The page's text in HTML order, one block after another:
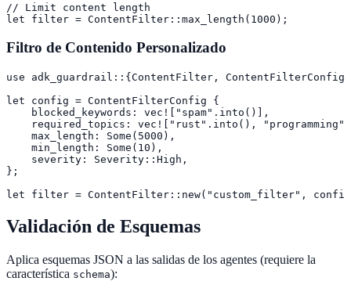
// Limit content length
let filter = ContentFilter::max_length(1000);
Filtro de Contenido Personalizado
use adk_guardrail::{ContentFilter,
let config = ContentFilterConfig {
    blocked_keywords: vec!["spam".into()],
required_topics: vec!["rust".into(),
    max_length: Some(5000),
    min_length: Some(10),
    severity: Severity::High,
};
let filter = ContentFilter::new("custom_filter",
Validación de Esquemas
Aplica esquemas JSON a las salidas de los agentes (requiere la
característica schema):